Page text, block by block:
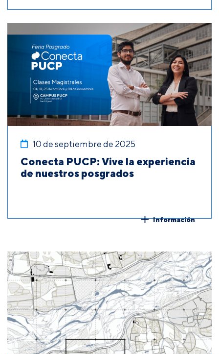
10 de septiembre de 2025
Conecta PUCP: Vive la experiencia
de nuestros posgrados
Información